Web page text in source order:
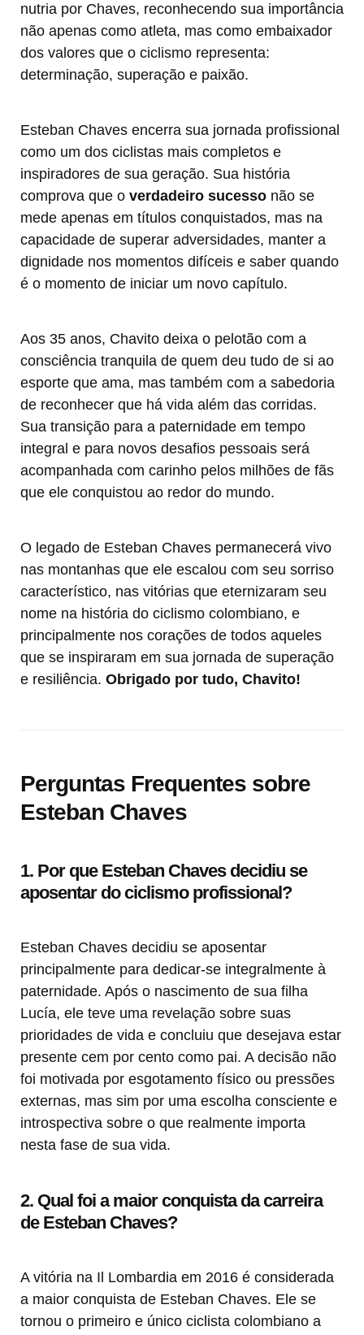
nutria por Chaves, reconhecendo sua importância
não apenas como atleta, mas como embaixador
dos valores que o ciclismo representa:
determinação, superação e paixão.
Esteban Chaves encerra sua jornada profissional
como um dos ciclistas mais completos e
inspiradores de sua geração. Sua história
comprova que o verdadeiro sucesso não se
mede apenas em títulos conquistados, mas na
capacidade de superar adversidades, manter a
dignidade nos momentos difíceis e saber quando
é o momento de iniciar um novo capítulo.
Aos 35 anos, Chavito deixa o pelotão com a
consciência tranquila de quem deu tudo de si ao
esporte que ama, mas também com a sabedoria
de reconhecer que há vida além das corridas.
Sua transição para a paternidade em tempo
integral e para novos desafios pessoais será
acompanhada com carinho pelos milhões de fãs
que ele conquistou ao redor do mundo.
O legado de Esteban Chaves permanecerá vivo
nas montanhas que ele escalou com seu sorriso
característico, nas vitórias que eternizaram seu
nome na história do ciclismo colombiano, e
principalmente nos corações de todos aqueles
que se inspiraram em sua jornada de superação
e resiliência. Obrigado por tudo, Chavito!
Perguntas Frequentes sobre
Esteban Chaves
1. Por que Esteban Chaves decidiu se
aposentar do ciclismo profissional?
Esteban Chaves decidiu se aposentar
principalmente para dedicar-se integralmente à
paternidade. Após o nascimento de sua filha
Lucía, ele teve uma revelação sobre suas
prioridades de vida e concluiu que desejava estar
presente cem por cento como pai. A decisão não
foi motivada por esgotamento físico ou pressões
externas, mas sim por uma escolha consciente e
introspectiva sobre o que realmente importa
nesta fase de sua vida.
2. Qual foi a maior conquista da carreira
de Esteban Chaves?
A vitória na Il Lombardia em 2016 é considerada
a maior conquista de Esteban Chaves. Ele se
tornou o primeiro e único ciclista colombiano a